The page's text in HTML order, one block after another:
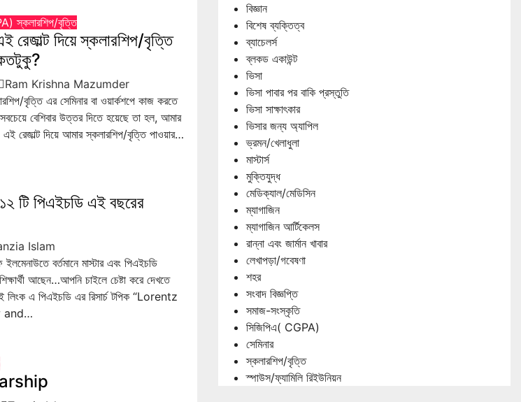
স্কলারশিপ/বৃত্তি
রেজাল্ট দিয়ে স্কলারশিপ/বৃত্তি
Ram Krishna Mazumder
বৃত্তি এর সেমিনার বা ওয়ার্কশপে কাজ করতে
বেশিবার উত্তর দিতে হয়েছে তা হল, আমার
রেজাল্ট দিয়ে আমার স্কলারশিপ/বৃত্তি পাওয়ার…
পিএইচডি এই বছরের
Islam
ইলমেনাউতে বর্তমানে মাস্টার এবং পিএইচডি
আছেন…আপনি চাইলে চেষ্টা করে দেখতে
লিংক এ পিএইচডি এর রিসার্চ টপিক “Lorentz
and…
বিজ্ঞান
বিশেষ ব্যক্তিত্ব
ব্যাচেলর্স
ব্লকড একাউন্ট
ভিসা
ভিসা পাবার পর বাকি প্রস্তুতি
ভিসা সাক্ষাৎকার
ভিসার জন্য অ্যাপিল
ভ্রমন/খেলাধুলা
মাস্টার্স
মুক্তিযুদ্ধ
মেডিক্যাল/মেডিসিন
ম্যাগাজিন
ম্যাগাজিন আর্টিকেলস
রান্না এবং জার্মান খাবার
লেখাপড়া/গবেষণা
শহর
সংবাদ বিজ্ঞপ্তি
সমাজ-সংস্কৃতি
সিজিপিএ( CGPA)
সেমিনার
স্কলারশিপ/বৃত্তি
স্পাউস/ফ্যামিলি রিইউনিয়ন